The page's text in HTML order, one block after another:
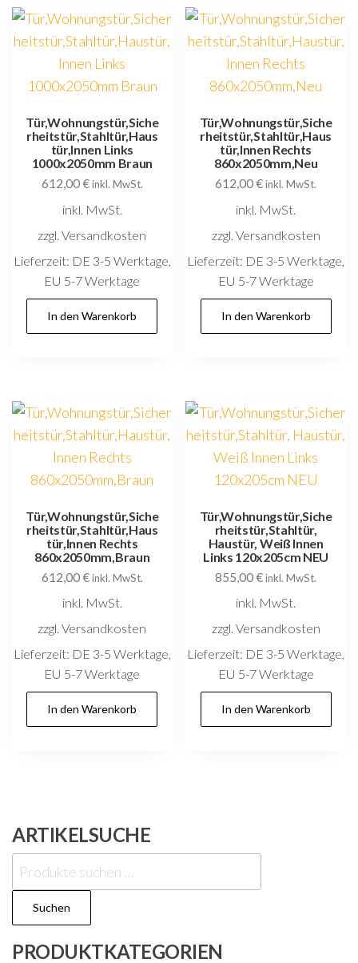
Tür,Wohnungstür,Siche
rheitstür,Stahltür,Haus
tür,Innen Links
1000x2050mm Braun
612,00€inkl. MwSt.
inkl. MwSt.
zzgl. Versandkosten
Lieferzeit: DE 3-5 Werktage,
EU 5-7 Werktage
In den Warenkorb
Tür,Wohnungstür,Siche
rheitstür,Stahltür,Haus
tür,Innen Rechts
860x2050mm,Neu
612,00€inkl. MwSt.
inkl. MwSt.
zzgl. Versandkosten
Lieferzeit: DE 3-5 Werktage,
EU 5-7 Werktage
In den Warenkorb
Tür,Wohnungstür,Siche
rheitstür,Stahltür,Haus
tür,Innen Rechts
860x2050mm,Braun
612,00€inkl. MwSt.
inkl. MwSt.
zzgl. Versandkosten
Lieferzeit: DE 3-5 Werktage,
EU 5-7 Werktage
In den Warenkorb
Tür,Wohnungstür,Siche
rheitstür,Stahltür,
Haustür, Weiß Innen
Links 120x205cm NEU
855,00€inkl. MwSt.
inkl. MwSt.
zzgl. Versandkosten
Lieferzeit: DE 3-5 Werktage,
EU 5-7 Werktage
In den Warenkorb
ARTIKELSUCHE
Suchen
nach:
Suchen
PRODUKTKATEGORIEN